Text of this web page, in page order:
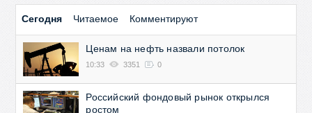
Сегодня Читаемое Комментируют
Ценам на нефть назвали потолок
10:33 3351 0
Российский фондовый рынок открылся
ростом